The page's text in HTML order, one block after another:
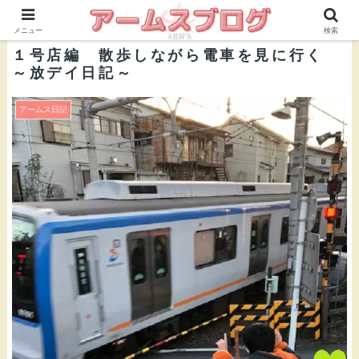
株式会社ＡＲＭ’Ｓ 公式ブログ
１号店編 散歩しながら電車を見に行く
～放デイ日記～
アームス日記
メニュー 検索